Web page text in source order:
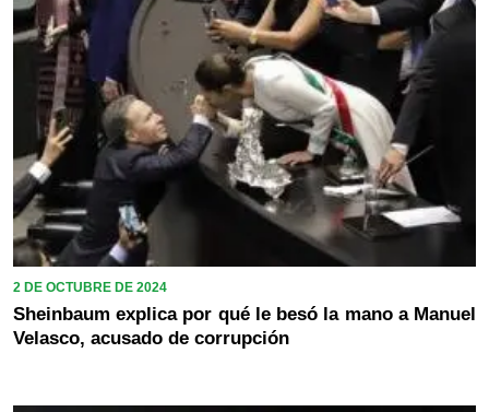
2 DE OCTUBRE DE 2024
Sheinbaum explica por qué le besó la mano a Manuel
Velasco, acusado de corrupción